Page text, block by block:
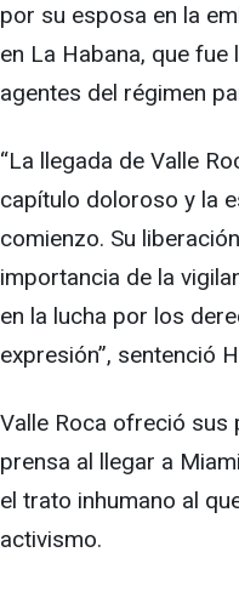
por su esposa en la
en La Habana, que
agentes del régimen
“La llegada de Valle
capítulo doloroso y la
comienzo. Su
importancia de la
en la lucha por los
expresión”, sentenció
Valle Roca ofreció sus
prensa al llegar a
el trato inhumano al
activismo.